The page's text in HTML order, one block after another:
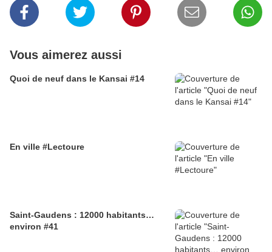
Vous aimerez aussi
Quoi de neuf dans le Kansai #14
En ville #Lectoure
Saint-Gaudens : 12000 habitants…
environ #41